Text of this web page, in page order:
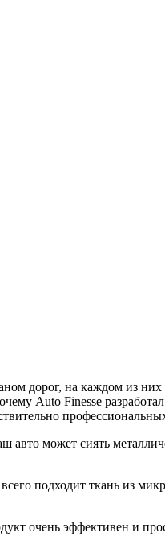
дорог, на каждом из них
Auto Finesse
авто может сиять
подходит ткань из
очень эффективен и